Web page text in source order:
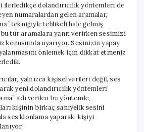
Sesiniz
Çalınabilir
için
dolandırıcılık yöntemleri de
numaralardan gelen aramalar,
tekniğiyle tehlikeli hale gelmiş
tür aramalara yanıt verirken sesimizi
konusunda uyarıyor. Sesinizin yapay
önlemek için dikkat etmeniz
yalnızca kişisel verileri değil, ses
yeni dolandırıcılık yöntemleri
adı verilen bu yöntemle,
kişinin birkaç saniyelik sesini
ses klonlama yaparak, kişiyi